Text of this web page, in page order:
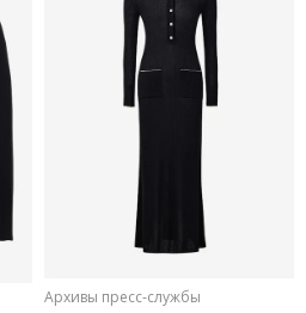
Архивы пресс-службы